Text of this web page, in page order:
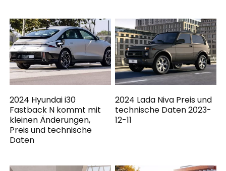
2024 Hyundai i30
Fastback N kommt mit
kleinen Änderungen,
Preis und technische
Daten
2024 Lada Niva Preis und
technische Daten 2023-
12-11